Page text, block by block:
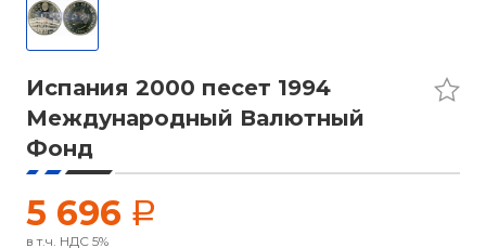
Испания 2000 песет 1994
Международный Валютный
Фонд
5 696 a
в т.ч. НДС 5%